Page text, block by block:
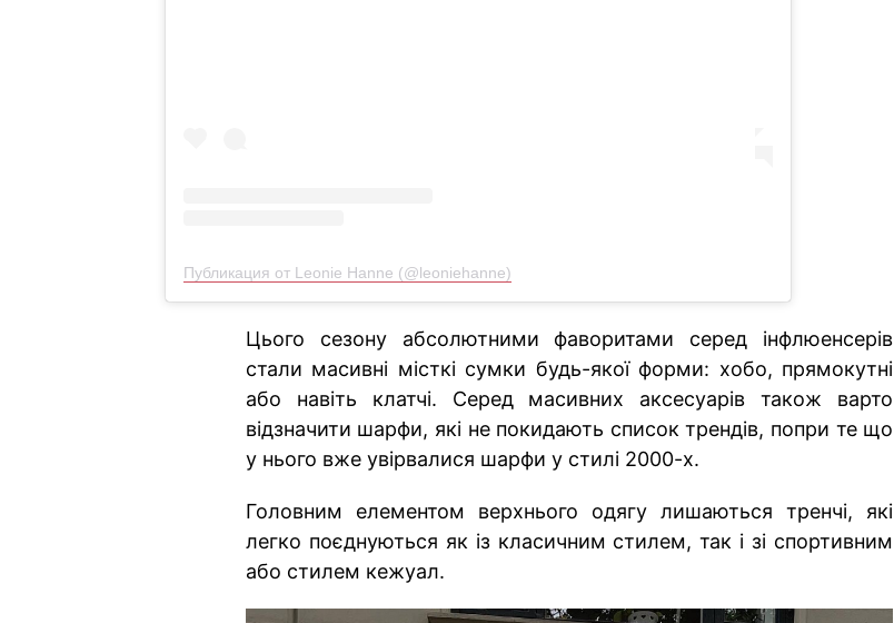
Публикация от Leonie Hanne (@leoniehanne)
Цього сезону абсолютними фаворитами серед інфлюенсерів
стали масивні місткі сумки будь-якої форми: хобо, прямокутні
або навіть клатчі. Серед масивних аксесуарів також варто
відзначити шарфи, які не покидають список трендів, попри те що
у нього вже увірвалися шарфи у стилі 2000-х.
Головним елементом верхнього одягу лишаються тренчі, які
легко поєднуються як із класичним стилем, так і зі спортивним
або стилем кежуал.